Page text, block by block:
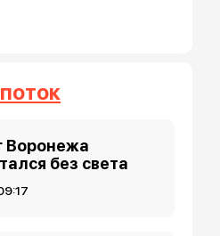
Воронежа
без света